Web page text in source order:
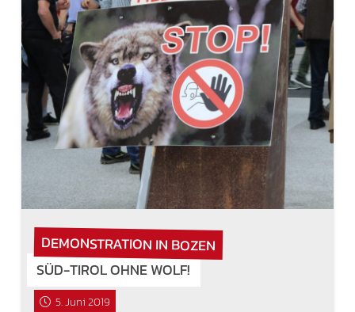
DEMONSTRATION IN BOZEN
SÜD-TIROL OHNE WOLF!
5. Juni 2019